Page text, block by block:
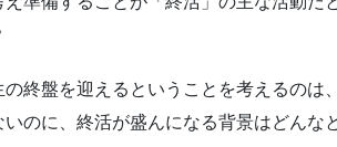
の終盤を迎えるということを考えるの
いのに、終活が盛んになる背景はどんな